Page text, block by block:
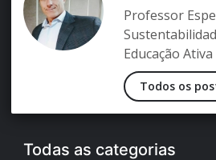
Professor
Educação Ativa
Todos os
Todas as categorias